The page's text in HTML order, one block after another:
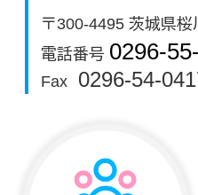
〒300-4495 茨城県
電話番号 0296-
Fax
0296-54-